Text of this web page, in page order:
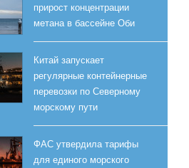
прирост концентрации
метана в бассейне Оби
Китай запускает
регулярные контейнерные
перевозки по Северному
морскому пути
ФАС утвердила тарифы
для единого морского